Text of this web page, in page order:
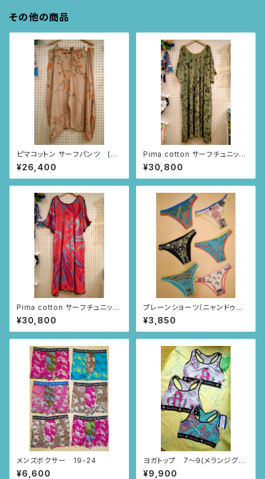
その他の商品
ピマコットン サーフパンツ (ベ
ージュ/いちごとあり柄)
¥26,400
Pima cotton サーフチュニック
(カーキ・パンジー柄)
¥30,800
Pima cotton サーフチュニック
(レッド・アイリス柄)
¥30,800
プレーンショーツ（ニャンドゥテ
ィの風景柄）43〜48
¥3,850
メンズボクサー 19-24
¥6,600
ヨガトップ 7〜9(メランジグレ
ー・水色/ポンチパンチ柄)
¥9,900